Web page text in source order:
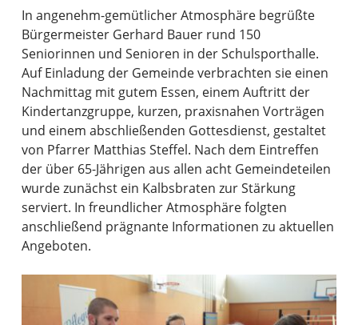
In angenehm-gemütlicher Atmosphäre begrüßte
Bürgermeister Gerhard Bauer rund 150
Seniorinnen und Senioren in der Schulsporthalle.
Auf Einladung der Gemeinde verbrachten sie einen
Nachmittag mit gutem Essen, einem Auftritt der
Kindertanzgruppe, kurzen, praxisnahen Vorträgen
und einem abschließenden Gottesdienst, gestaltet
von Pfarrer Matthias Steffel. Nach dem Eintreffen
der über 65-Jährigen aus allen acht Gemeindeteilen
wurde zunächst ein Kalbsbraten zur Stärkung
serviert. In freundlicher Atmosphäre folgten
anschließend prägnante Informationen zu aktuellen
Angeboten.